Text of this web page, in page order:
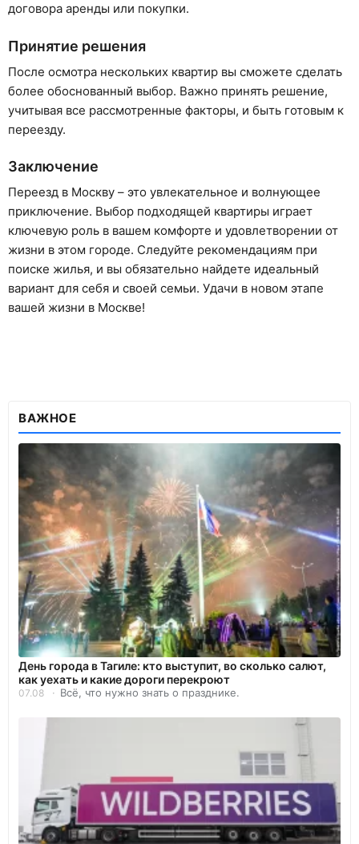
договора аренды или покупки.
Принятие решения
После осмотра нескольких квартир вы сможете сделать
более обоснованный выбор. Важно принять решение,
учитывая все рассмотренные факторы, и быть готовым к
переезду.
Заключение
Переезд в Москву – это увлекательное и волнующее
приключение. Выбор подходящей квартиры играет
ключевую роль в вашем комфорте и удовлетворении от
жизни в этом городе. Следуйте рекомендациям при
поиске жилья, и вы обязательно найдете идеальный
вариант для себя и своей семьи. Удачи в новом этапе
вашей жизни в Москве!
ВАЖНОЕ
День города в Тагиле: кто выступит, во сколько салют,
как уехать и какие дороги перекроют
07.08 Всё, что нужно знать о празднике.